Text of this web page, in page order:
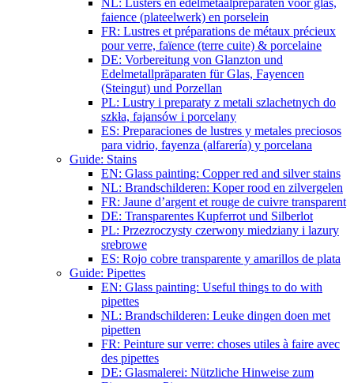
NL: Lusters en edelmetaalpreparaten voor glas,
faience (plateelwerk) en porselein
FR: Lustres et préparations de métaux précieux
pour verre, faïence (terre cuite) & porcelaine
DE: Vorbereitung von Glanzton und
Edelmetallpräparaten für Glas, Fayencen
(Steingut) und Porzellan
PL: Lustry i preparaty z metali szlachetnych do
szkła, fajansów i porcelany
ES: Preparaciones de lustres y metales preciosos
para vidrio, fayenza (alfarería) y porcelana
Guide: Stains
EN: Glass painting: Copper red and silver stains
NL: Brandschilderen: Koper rood en zilvergelen
FR: Jaune d’argent et rouge de cuivre transparent
DE: Transparentes Kupferrot und Silberlot
PL: Przezroczysty czerwony miedziany i lazury
srebrowe
ES: Rojo cobre transparente y amarillos de plata
Guide: Pipettes
EN: Glass painting: Useful things to do with
pipettes
NL: Brandschilderen: Leuke dingen doen met
pipetten
FR: Peinture sur verre: choses utiles à faire avec
des pipettes
DE: Glasmalerei: Nützliche Hinweise zum